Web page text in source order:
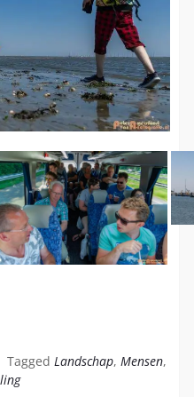
Tagged Landschap, Mensen,